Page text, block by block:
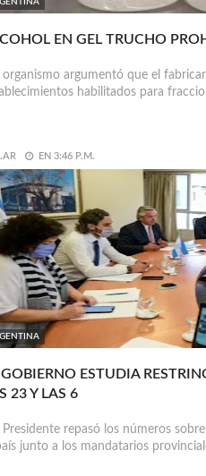
EN GEL TRUCHO
argumentó que el
habilitados para
EN 3:46 P.M.
GOBIERNO ESTUDIA
23 Y LAS 6
repasó los números
junto a los mandatarios